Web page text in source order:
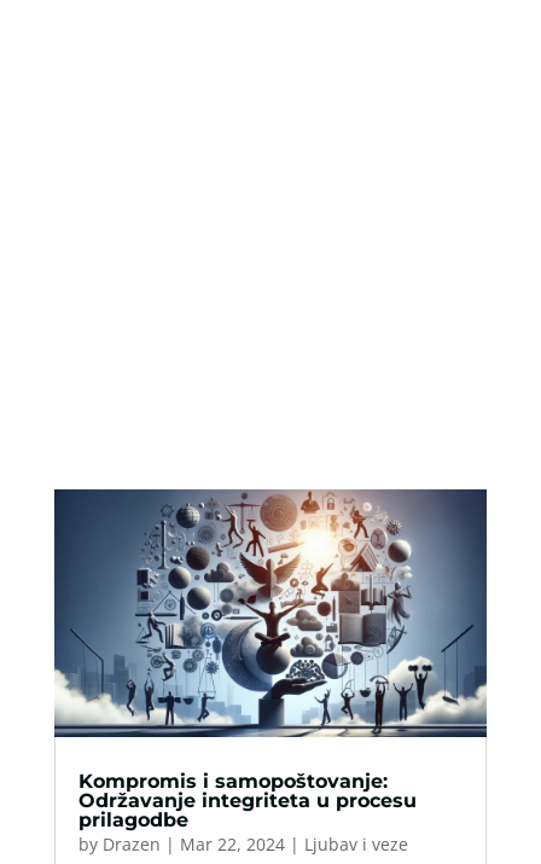
Kompromis i samopoštovanje:
Održavanje integriteta u procesu
prilagodbe
by Drazen | Mar 22, 2024| Ljubav i veze